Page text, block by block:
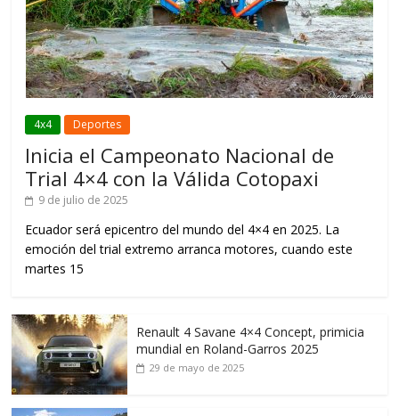
4x4 Deportes
Inicia el Campeonato Nacional de
Trial 4×4 con la Válida Cotopaxi
9 de julio de 2025
Ecuador será epicentro del mundo del 4×4 en 2025. La
emoción del trial extremo arranca motores, cuando este
martes 15
Renault 4 Savane 4×4 Concept, primicia
mundial en Roland-Garros 2025
29 de mayo de 2025